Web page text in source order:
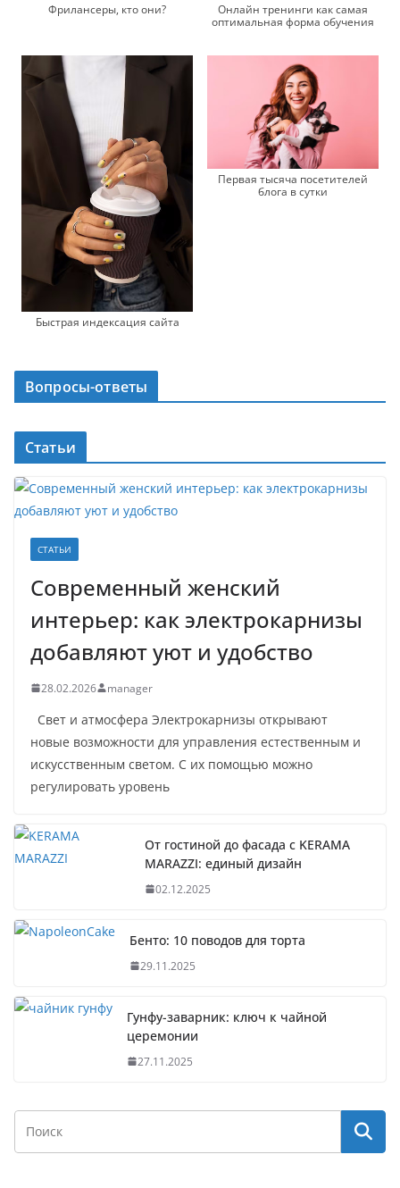
Фрилансеры, кто они?
Онлайн тренинги как самая
оптимальная форма обучения
Быстрая индексация сайта
Первая тысяча посетителей
блога в сутки
Вопросы-ответы
Статьи
СТАТЬИ
Современный женский
интерьер: как электрокарнизы
добавляют уют и удобство
28.02.2026 manager
Свет и атмосфера Электрокарнизы открывают
новые возможности для управления естественным и
искусственным светом. С их помощью можно
регулировать уровень
От гостиной до фасада с KERAMA
MARAZZI: единый дизайн
02.12.2025
Бенто: 10 поводов для торта
29.11.2025
Гунфу-заварник: ключ к чайной
церемонии
27.11.2025